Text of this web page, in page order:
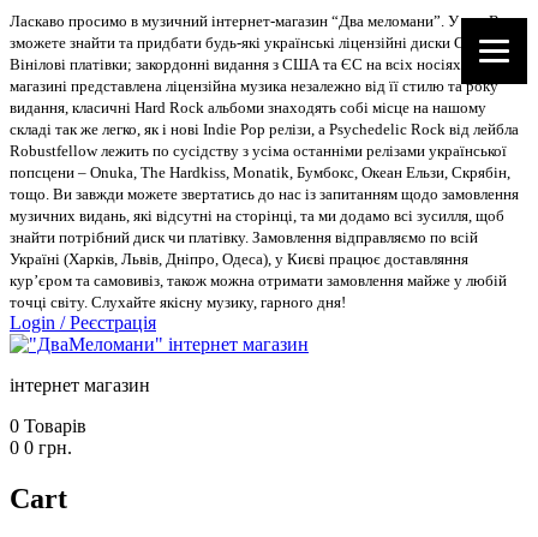
Ласкаво просимо в музичний інтернет-магазин “Два меломани”. У нас Ви
зможете знайти та придбати будь-які українські ліцензійні диски CD, DVD,
Вінілові платівки; закордонні видання з США та ЄС на всіх носіях. В
магазині представлена ліцензійна музика незалежно від її стилю та року
видання, класичні Hard Rock альбоми знаходять собі місце на нашому
складі так же легко, як і нові Indie Pop релізи, а Psychedelic Rock від лейбла
Robustfellow лежить по сусідству з усіма останніми релізами української
попсцени – Onuka, The Hardkiss, Monatik, Бумбокс, Океан Ельзи, Скрябін,
тощо. Ви завжди можете звертатись до нас із запитанням щодо замовлення
музичних видань, які відсутні на сторінці, та ми додамо всі зусилля, щоб
знайти потрібний диск чи платівку. Замовлення відправляємо по всій
Україні (Харків, Львів, Дніпро, Одеса), у Києві працює доставляння
кур’єром та самовивіз, також можна отримати замовлення майже у любій
точці світу. Слухайте якісну музику, гарного дня!
Login /Реєстрація
інтернет магазин
0 Товарів
0 0 грн.
Cart